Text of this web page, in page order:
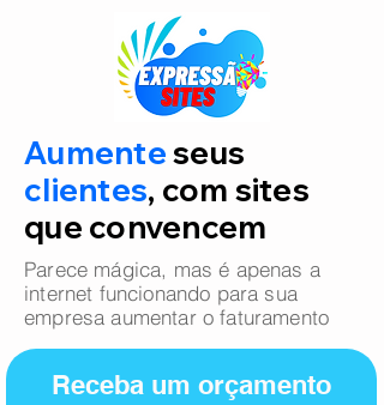
Aumenteseus
clientes, com sites
que convencem
Parece mágica, mas é apenas a
internet funcionando para sua
empresa aumentar o faturamento
Receba um orçamento